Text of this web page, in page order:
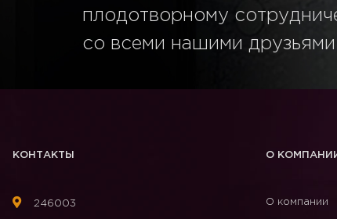
плодотворному
со всеми нашими
КОНТАКТЫ
246003
О
О компании